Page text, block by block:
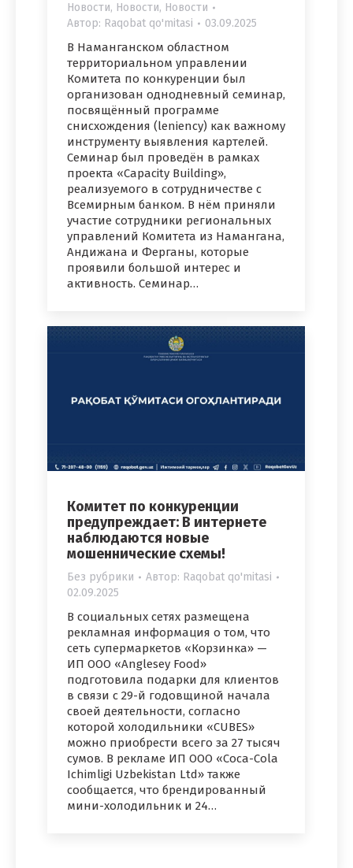
Новости, Новости, Новости
Автор: Raqobat qo'mitasi 03.09.2025
В Наманганском областном
территориальном управлении
Комитета по конкуренции был
организован однодневный семинар,
посвящённый программе
снисхождения (leniency) как важному
инструменту выявления картелей.
Семинар был проведён в рамках
проекта «Capacity Building»,
реализуемого в сотрудничестве с
Всемирным банком. В нём приняли
участие сотрудники региональных
управлений Комитета из Намангана,
Андижана и Ферганы, которые
проявили большой интерес и
активность. Семинар…
Комитет по конкуренции
предупреждает: В интернете
наблюдаются новые
мошеннические схемы!
Без рубрики Автор: Raqobat qo'mitasi
02.09.2025
В социальных сетях размещена
рекламная информация о том, что
сеть супермаркетов «Корзинка» —
ИП ООО «Anglesey Food»
подготовила подарки для клиентов
в связи с 29-й годовщиной начала
своей деятельности, согласно
которой холодильники «CUBES»
можно приобрести всего за 27 тысяч
сумов. В рекламе ИП ООО «Coca-Cola
Ichimligi Uzbekistan Ltd» также
сообщается, что брендированный
мини-холодильник и 24…